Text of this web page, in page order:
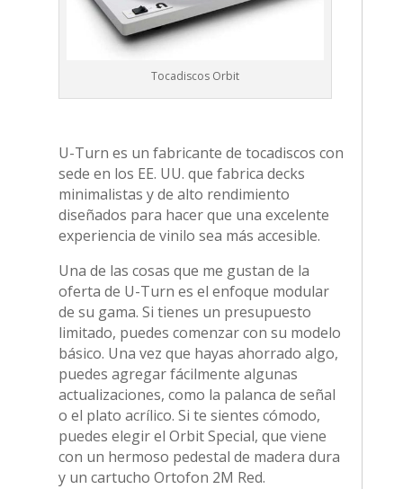
Tocadiscos Orbit
U-Turn es un fabricante de tocadiscos con
sede en los EE. UU. que fabrica decks
minimalistas y de alto rendimiento
diseñados para hacer que una excelente
experiencia de vinilo sea más accesible.
Una de las cosas que me gustan de la
oferta de U-Turn es el enfoque modular
de su gama. Si tienes un presupuesto
limitado, puedes comenzar con su modelo
básico. Una vez que hayas ahorrado algo,
puedes agregar fácilmente algunas
actualizaciones, como la palanca de señal
o el plato acrílico. Si te sientes cómodo,
puedes elegir el Orbit Special, que viene
con un hermoso pedestal de madera dura
y un cartucho Ortofon 2M Red.